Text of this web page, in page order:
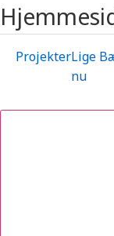
ProjekterLige
nu